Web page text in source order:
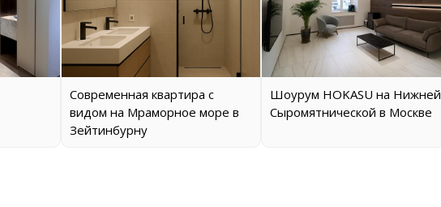
Современная квартира с
видом на Мраморное море в
Зейтинбурну
Шоурум HOKASU на Нижней
Сыромятнической в Москве